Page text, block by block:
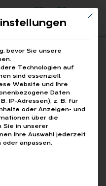
DEUTSCHLAND
dem
Mit
bevor Sie unsere
Technologien auf
sind essenziell,
Website und Ihre
Daten
IP-Adressen), z. B. für
oder Anzeigen- und
über die
Sie in unserer
Ihre Auswahl jederzeit
oder anpassen.
Gruppen, für